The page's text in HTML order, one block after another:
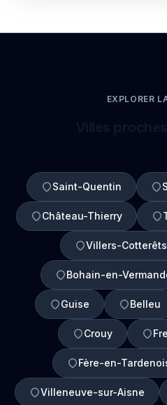
EXPLORER
Saint-Quentin
Château-Thierry
Villers-Cotterêts
Bohain-en-
Guise Belleu
Crouy
Fère-en-
Villeneuve-sur-Aisne